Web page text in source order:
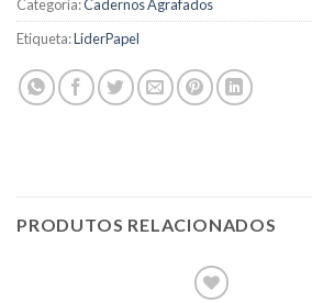
Categoria:Cadernos Agrafados
Etiqueta:LiderPapel
PRODUTOS RELACIONADOS